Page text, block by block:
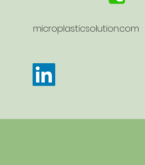
microplasticsolution.com